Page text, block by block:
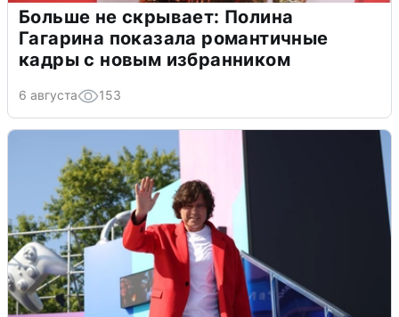
Больше не скрывает: Полина
Гагарина показала романтичные
кадры с новым избранником
6 августа 153